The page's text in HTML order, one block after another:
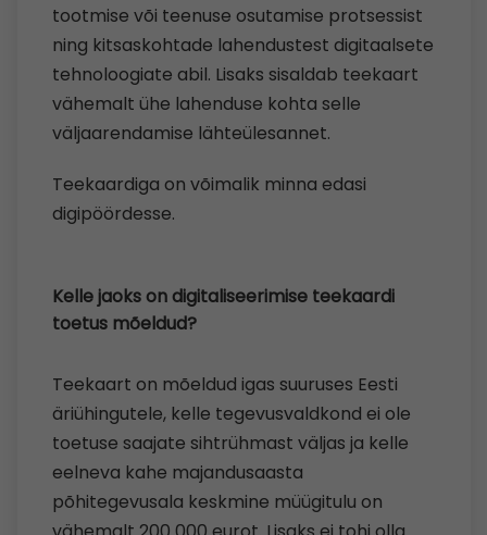
tootmise või teenuse osutamise protsessist
ning kitsaskohtade lahendustest digitaalsete
tehnoloogiate abil. Lisaks sisaldab teekaart
vähemalt ühe lahenduse kohta selle
väljaarendamise lähteülesannet.
Teekaardiga on võimalik minna edasi
digipöördesse.
Kelle jaoks on digitaliseerimise teekaardi
toetus mõeldud?
Teekaart on mõeldud igas suuruses Eesti
äriühingutele, kelle tegevusvaldkond ei ole
toetuse saajate sihtrühmast väljas ja kelle
eelneva kahe majandusaasta
põhitegevusala keskmine müügitulu on